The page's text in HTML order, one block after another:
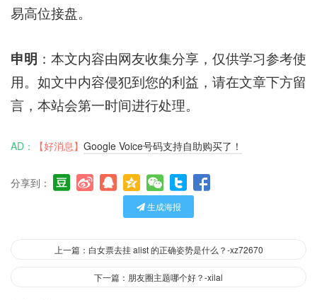
易高位接盘。
申明 ：本文内容由网友收集分享，仅供学习参考使
用。如文中内容侵犯到您的利益，请在文章下方留
言，本站会第一时间进行处理。
AD： 【好消息】 Google Voice号码支持自助购买了！
分享到：
生成海报
上一篇：白女票去挂 alist 的正确姿势是什么？-xz72670
下一篇：朋友圈主题哪个好？-xilal